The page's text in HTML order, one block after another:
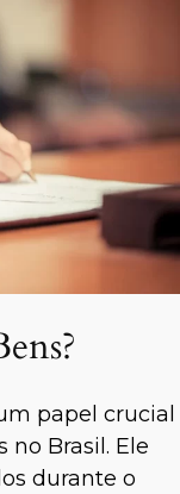
papel crucial
no Brasil. Ele
durante o